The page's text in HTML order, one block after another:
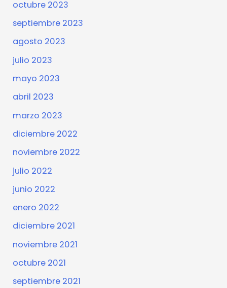
octubre 2023
septiembre 2023
agosto 2023
julio 2023
mayo 2023
abril 2023
marzo 2023
diciembre 2022
noviembre 2022
julio 2022
junio 2022
enero 2022
diciembre 2021
noviembre 2021
octubre 2021
septiembre 2021